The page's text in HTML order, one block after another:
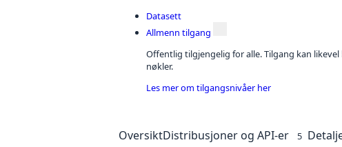
Datasett
Allmenn tilgang
Offentlig tilgjengelig for alle. Tilgang kan
nøkler.
Les mer om tilgangsnivåer her
OversiktDistribusjoner og API-er 5